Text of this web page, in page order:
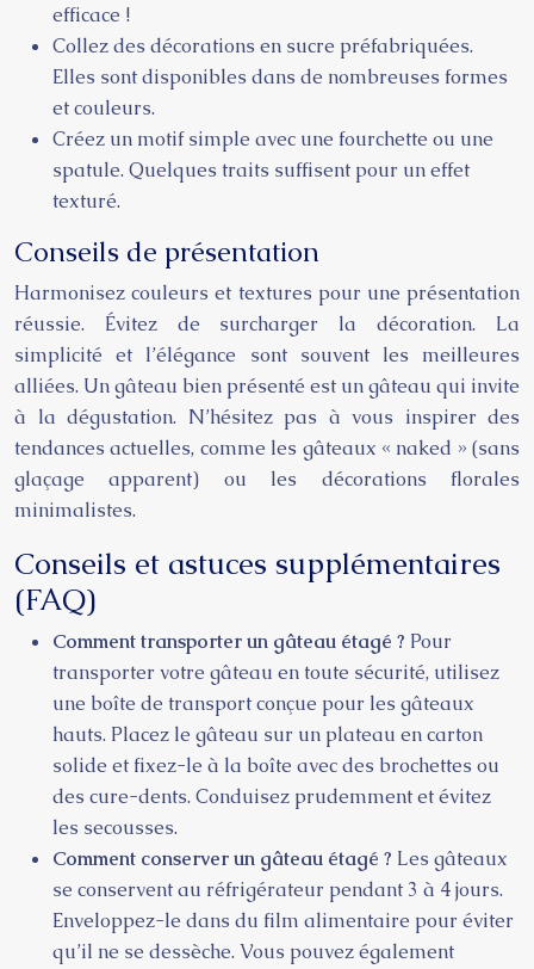
efficace !
Collez des décorations en sucre préfabriquées.
Elles sont disponibles dans de nombreuses formes
et couleurs.
Créez un motif simple avec une fourchette ou une
spatule. Quelques traits suffisent pour un effet
texturé.
Conseils de présentation
Harmonisez couleurs et textures pour une présentation
réussie. Évitez de surcharger la décoration. La
simplicité et l’élégance sont souvent les meilleures
alliées. Un gâteau bien présenté est un gâteau qui invite
à la dégustation. N’hésitez pas à vous inspirer des
tendances actuelles, comme les gâteaux « naked » (sans
glaçage apparent) ou les décorations florales
minimalistes.
Conseils et astuces supplémentaires
(FAQ)
Comment transporter un gâteau étagé ? Pour
transporter votre gâteau en toute sécurité, utilisez
une boîte de transport conçue pour les gâteaux
hauts. Placez le gâteau sur un plateau en carton
solide et fixez-le à la boîte avec des brochettes ou
des cure-dents. Conduisez prudemment et évitez
les secousses.
Comment conserver un gâteau étagé ? Les gâteaux
se conservent au réfrigérateur pendant 3 à 4 jours.
Enveloppez-le dans du film alimentaire pour éviter
qu’il ne se dessèche. Vous pouvez également